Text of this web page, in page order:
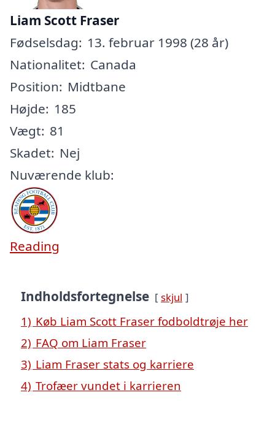
Liam Scott Fraser
Fødselsdag: 13. februar 1998 (28 år)
Nationalitet: Canada
Position: Midtbane
Højde: 185
Vægt: 81
Skadet: Nej
Nuværende klub:
Reading
Indholdsfortegnelse skjul
1) Køb Liam Scott Fraser fodboldtrøje her
2) FAQ om Liam Fraser
3) Liam Fraser stats og karriere
4) Trofæer vundet i karrieren